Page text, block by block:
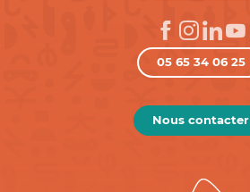
05 65 34 06 25
Nous contacter